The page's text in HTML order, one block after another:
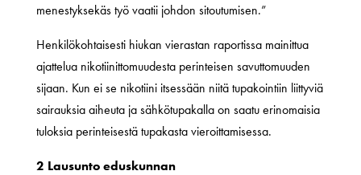
menestyksekäs työ vaatii johdon sitoutumisen.”
Henkilökohtaisesti hiukan vierastan raportissa mainittua
ajattelua nikotiinittomuudesta perinteisen savuttomuuden
sijaan. Kun ei se nikotiini itsessään niitä tupakointiin liittyviä
sairauksia aiheuta ja sähkötupakalla on saatu erinomaisia
tuloksia perinteisestä tupakasta vieroittamisessa.
2 Lausunto eduskunnan